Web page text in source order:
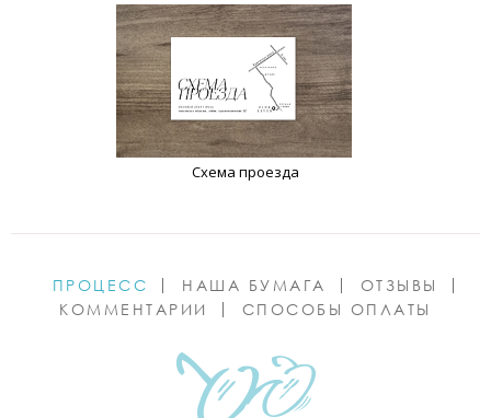
Схема проезда
ПРОЦЕСС НАША БУМАГА
ОТЗЫВЫ
КОММЕНТАРИИ
СПОСОБЫ ОПЛАТЫ